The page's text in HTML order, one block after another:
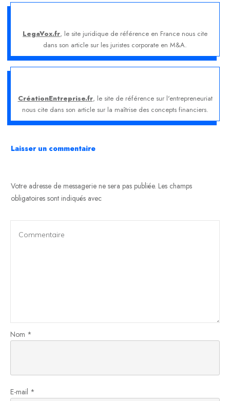
LegaVox.fr, le site juridique de référence en France nous cite
dans son article sur les juristes corporate en M&A.
CréationEntreprise.fr, le site de référence sur l'entrepreneuriat
nous cite dans son article sur la maîtrise des concepts financiers.
Laisser un commentaire
Votre adresse de messagerie ne sera pas publiée. Les champs
obligatoires sont indiqués avec
Nom *
E-mail *